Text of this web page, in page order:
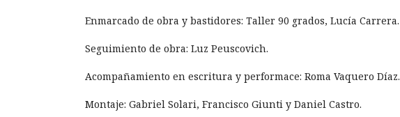
Enmarcado de obra y bastidores: Taller 90 grados, Lucía Carrera.
Seguimiento de obra: Luz Peuscovich.
Acompañamiento en escritura y performace: Roma Vaquero Díaz.
Montaje: Gabriel Solari, Francisco Giunti y Daniel Castro.